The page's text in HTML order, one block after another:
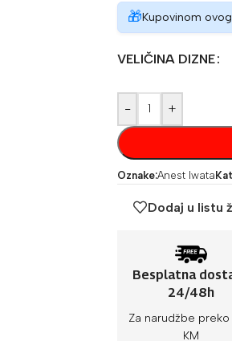
🎁Kupovinom
VELIČINA DIZNE
- +
Oznake:Anest Iwata
Dodaj u listu
Besplatna
24/48h
Za narudžbe
KM